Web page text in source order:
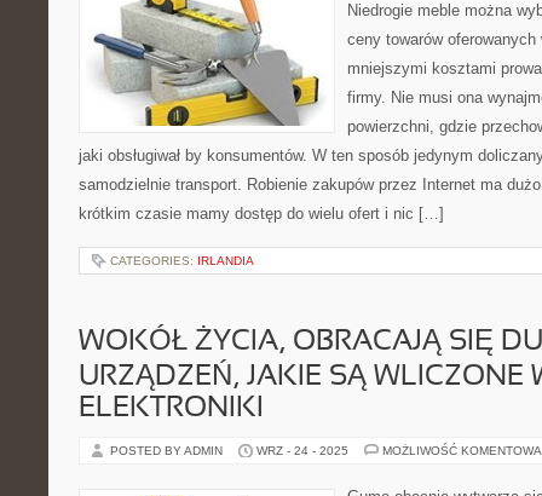
Niedrogie meble można
ceny towarów
mniejszymi kosztami
firmy. Nie musi ona
powierzchni, gdzie
jaki obsługiwał by konsumentów. W ten sposób jedynym
samodzielnie transport. Robienie zakupów przez Internet ma
krótkim czasie mamy dostęp do wielu ofert i nic […]
CATEGORIES: IRLANDIA
WOKÓŁ ŻYCIA, OBRACAJĄ SIĘ
URZĄDZEŃ, JAKIE SĄ WLICZONE
ELEKTRONIKI
POSTED BY ADMIN WRZ - 24 - 2025 MOŻLIWOŚĆ